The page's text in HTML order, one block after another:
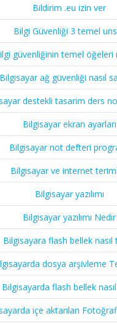
Bildirim .eu izin ver
Bilgi Güvenliği 3 temel
güvenliğinin temel öğeleri
Bilgisayar ağ güvenliği nasıl
destekli tasarim ders
Bilgisayar ekran ayarları
Bilgisayar not defteri
Bilgisayar ve internet
Bilgisayar yazılımı
Bilgisayar yazılımı Nedir
Bilgisayara flash bellek nasıl
dosya arşivleme
Bilgisayarda flash bellek nasıl
içe aktarılan